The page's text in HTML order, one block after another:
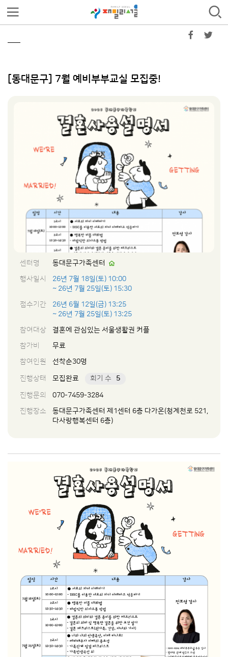
[동대문구] 7월 예비부부교실 모집중!
센터명
동대문구가족센터
행사일시
26년 7월 18일(토) 10:00
~ 26년 7월 25일(토) 15:30
접수기간
26년 6월 12일(금) 13:25
~ 26년 7월 25일(토) 13:25
참여대상
결혼에 관심있는 서울생활권 커플
참가비
무료
참여인원
선착순30명
진행상태 모집완료 회기 수 5
진행문의
070-7459-3284
진행장소
동대문구가족센터 제1센터 6층 다가온(청계천로 521,
다사랑행복센터 6층)